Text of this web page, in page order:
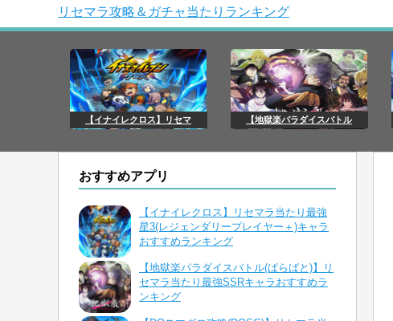
リセマラ攻略＆ガチャ当たりランキング
【イナイレクロス】リセマ 【地獄楽パラダイスバトル
おすすめアプリ
【イナイレクロス】リセマラ当たり最強
星3(レジェンダリープレイヤー＋)キャラ
おすすめランキング
【地獄楽パラダイスバトル(ぱらばと)】リ
セマラ当たり最強SSRキャラおすすめラ
ンキング